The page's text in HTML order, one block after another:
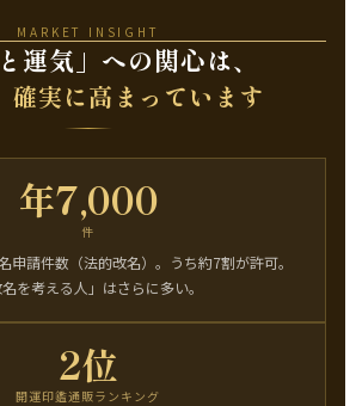
MARKET INSIGHT
運気」への関心は、
確実に高まっています
年7,000
件
申請件数（法的改名）。うち約7割が許可。
名を考える人」はさらに多い。
2位
開運印鑑通販ランキング